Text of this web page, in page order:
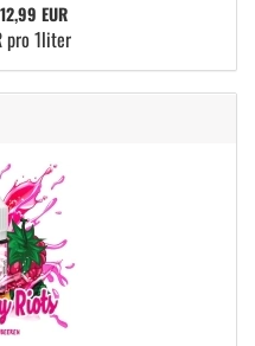
EUR
pro 1liter